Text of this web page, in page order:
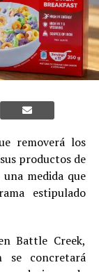
removerá los
productos de
medida que
estipulado
Battle Creek,
se concretará